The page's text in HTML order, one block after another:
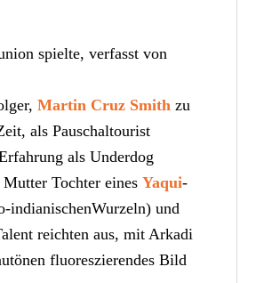
spielte, verfasst von
Martin Cruz Smith zu
als Pauschaltourist
als Underdog
Tochter eines Yaqui-
indianischenWurzeln) und
reichten aus, mit Arkadi
fluoreszierendes Bild